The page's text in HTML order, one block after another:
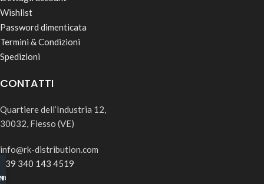
Wishlist
Password dimenticata
Termini & Condizioni
Spedizioni
CONTATTI
Quartiere dell’Industria 12,
30032, Fiesso (VE)
info@rk-distribution.com
+39 340 143 4519
B2B